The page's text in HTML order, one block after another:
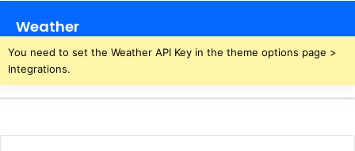
Weather
You need to set the Weather API Key in the theme options page >
Integrations.